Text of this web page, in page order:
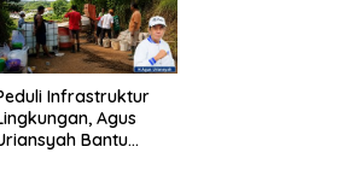
Infrastruktur
Agus
Bantu